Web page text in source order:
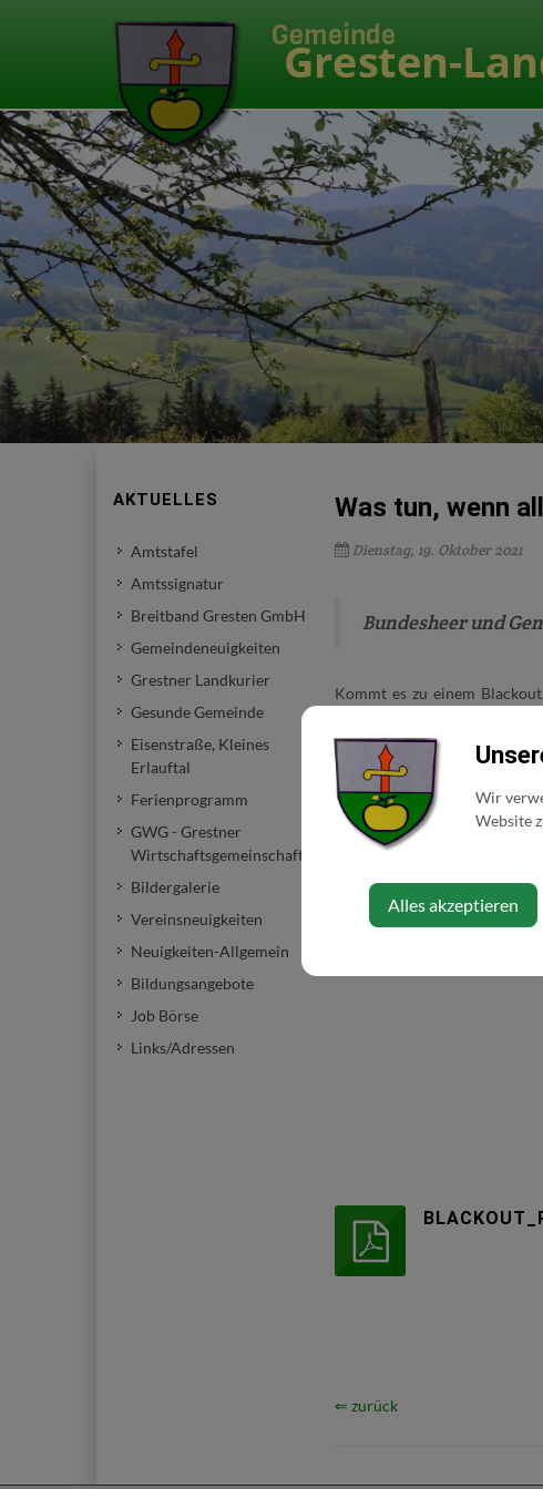
Was tun, wenn
Dienstag, 19. Oktober 2021
Bundesheer und
Kommt es zu einem
Unser Heer bereitet sich
seine Aufgaben weiterhin
unterstützen zu können.
Infos und Tipps darüber,
⇐ zurück
AKTUELLES
Amtstafel
Amtssignatur
Breitband Gresten GmbH
Gemeindeneuigkeiten
Grestner Landkurier
Gesunde Gemeinde
Eisenstraße, Kleines
Erlauftal
Ferienprogramm
GWG - Grestner
Wirtschaftsgemeinschaft
Bildergalerie
Vereinsneuigkeiten
Neuigkeiten-Allgemein
Bildungsangebote
Job Börse
Links/Adressen
Wir
Website
Alles akzeptieren